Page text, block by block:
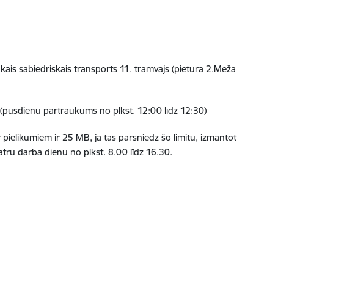
sabiedriskais transports 11. tramvajs (pietura 2.Meža
pārtraukums no plkst. 12:00 līdz 12:30)
pielikumiem ir 25 MB, ja tas pārsniedz šo limitu, izmantot
darba dienu no plkst. 8.00 līdz 16.30.